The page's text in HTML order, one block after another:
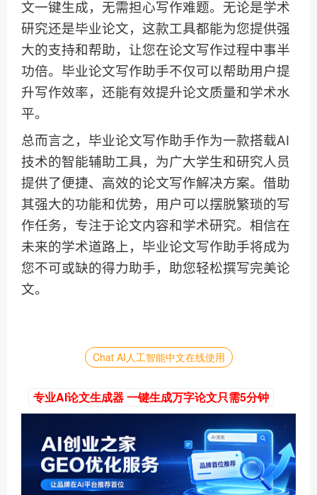
文一键生成，无需担心写作难题。无论是学术
研究还是毕业论文，这款工具都能为您提供强
大的支持和帮助，让您在论文写作过程中事半
功倍。毕业论文写作助手不仅可以帮助用户提
升写作效率，还能有效提升论文质量和学术水
平。
总而言之，毕业论文写作助手作为一款搭载AI
技术的智能辅助工具，为广大学生和研究人员
提供了便捷、高效的论文写作解决方案。借助
其强大的功能和优势，用户可以摆脱繁琐的写
作任务，专注于论文内容和学术研究。相信在
未来的学术道路上，毕业论文写作助手将成为
您不可或缺的得力助手，助您轻松撰写完美论
文。
Chat AI人工智能中文在线使用
专业AI论文生成器 一键生成万字论文只需5分钟